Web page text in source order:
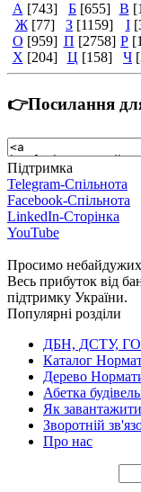
А [743] Б [655] В
Ж [77] З [1159] І
О [959] П [2758] Р
Х [204] Ц [158] Ч
👉Посилання
Підтримка
Telegram-Спільнота
Facebook-Спільнота
LinkedIn-Сторінка
YouTube
Просимо
Весь прибуток від
підтримку України.
Популярні розділи
ДБН, ДСТУ,
Каталог
Дерево
Абетка
Як
Зворотній
Про нас